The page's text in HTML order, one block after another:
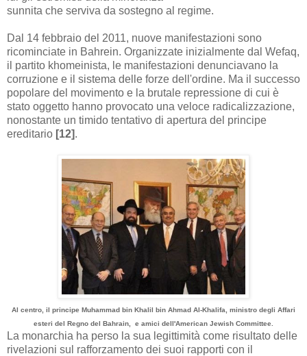
sunnita che serviva da sostegno al regime.
Dal 14 febbraio del 2011, nuove manifestazioni sono
ricominciate in Bahrein. Organizzate inizialmente dal Wefaq,
il partito khomeinista, le manifestazioni denunciavano la
corruzione e il sistema delle forze dell'ordine. Ma il successo
popolare del movimento e la brutale repressione di cui è
stato oggetto hanno provocato una veloce radicalizzazione,
nonostante un timido tentativo di apertura del principe
ereditario [12].
Al centro il principe Muhammad bin Khalil bin Ahmad Al-Khalifa ministro degli Affari
esteri del Regno del Bahrain e amici dell'American Jewish Committee.
La monarchia ha perso la sua legittimità come risultato delle
rivelazioni sul rafforzamento dei suoi rapporti con il